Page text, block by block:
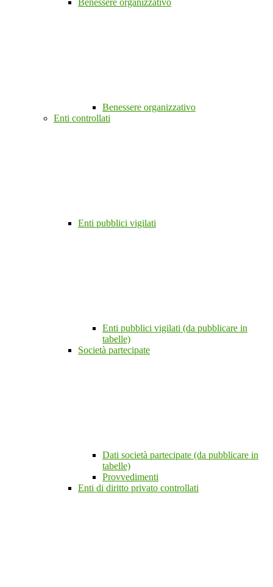
Benessere organizzativo
Benessere organizzativo
Enti controllati
Enti pubblici vigilati
Enti pubblici vigilati (da pubblicare in
tabelle)
Società partecipate
Dati società partecipate (da pubblicare in
tabelle)
Provvedimenti
Enti di diritto privato controllati